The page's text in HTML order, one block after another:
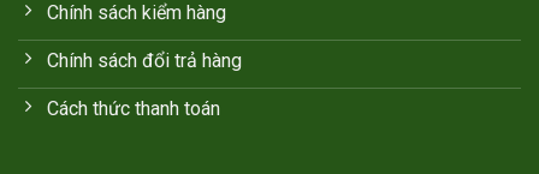
Chính sách kiểm hàng
Chính sách đổi trả hàng
Cách thức thanh toán